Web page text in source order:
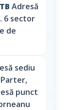
Adresă
6 sector
de
sediu
punct